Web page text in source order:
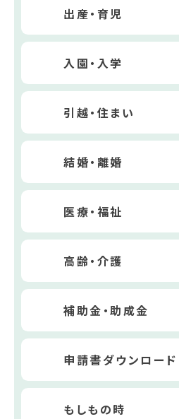
出産・育児
入園・入学
引越・住まい
結婚・離婚
医療・福祉
高齢・介護
補助金・助成金
申請書ダウンロード
もしもの時